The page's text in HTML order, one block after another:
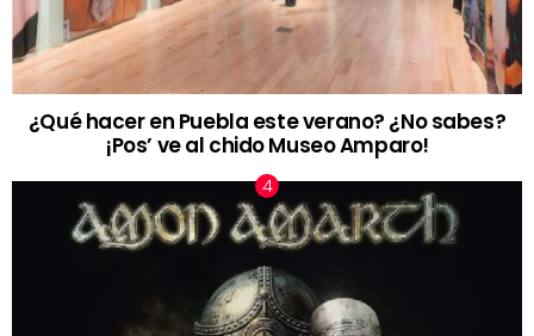
¿Qué hacer en Puebla este verano? ¿No sabes?
¡Pos’ ve al chido Museo Amparo!